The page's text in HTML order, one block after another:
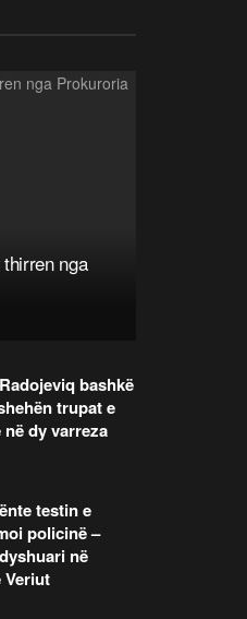
nga
bashkë
trupat e
dy varreza
testin e
policinë –
në
Veriut